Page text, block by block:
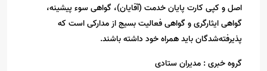
اصل و کپی کارت پایان خدمت (آقایان)، گواهی سوء پیشینه،
گواهی ایثارگری و گواهی فعالیت بسیج از مدارکی است که
پذیرفته‌شدگان باید همراه خود داشته باشند.
گروه خبری : مدیران ستادی